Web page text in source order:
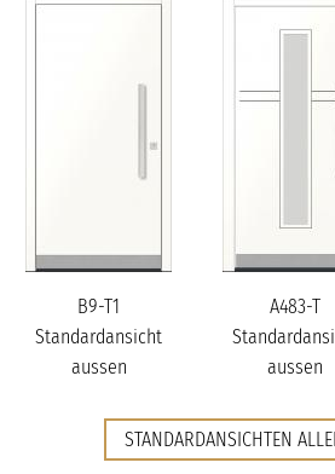
B9-T1
Standardansicht
aussen
A483-T
aussen
STANDARDANSICHTEN